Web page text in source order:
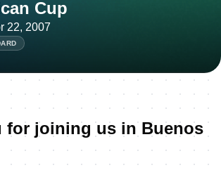
Cup
22, 2007
for joining us in Buenos